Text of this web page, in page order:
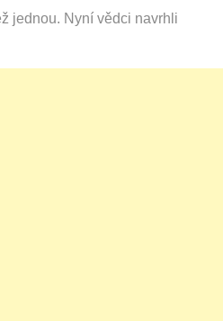
jednou. Nyní vědci navrhli